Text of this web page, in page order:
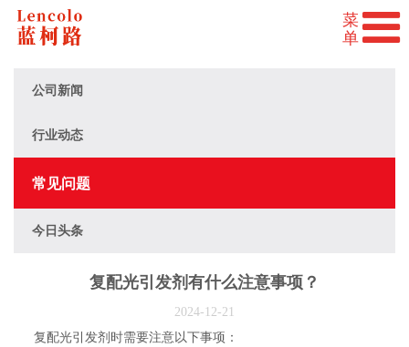
公司新闻
行业动态
常见问题
今日头条
复配光引发剂有什么注意事项？
2024-12-21
复配光引发剂时需要注意以下事项：